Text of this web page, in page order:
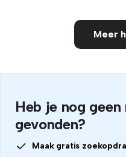
Meer
Heb je nog
gevonden?
Maak gratis